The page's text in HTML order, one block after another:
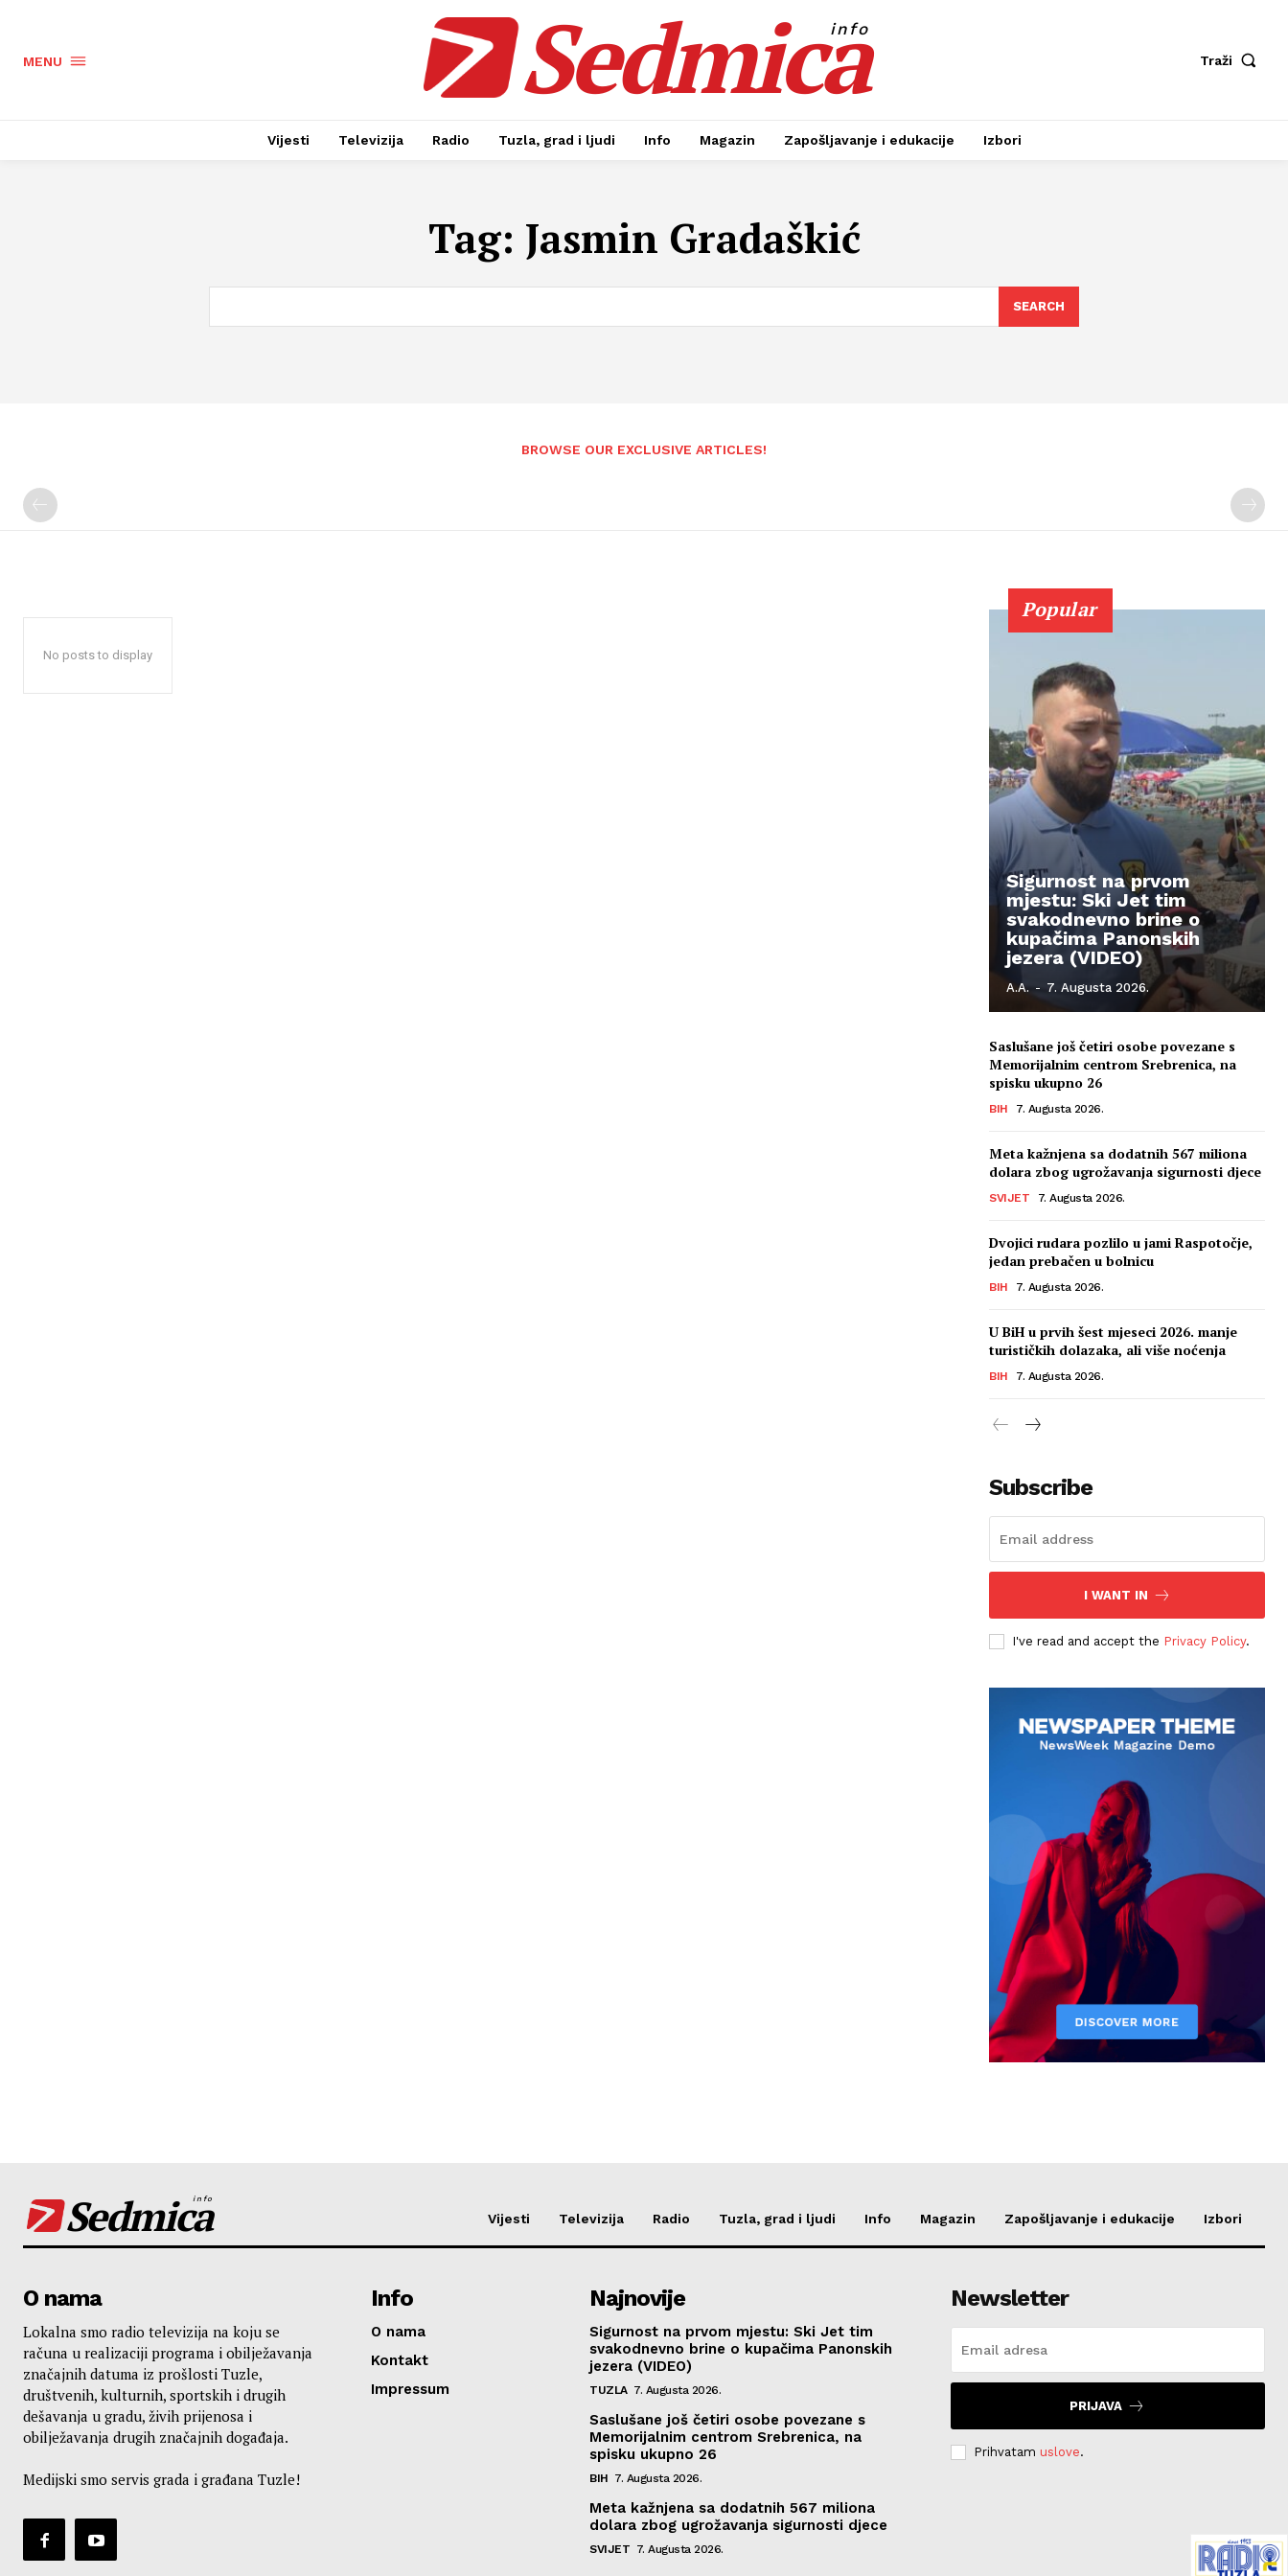
MENU Sedmica
info
Traži
Vijesti Televizija Radio Tuzla, grad i ljudi Info Magazin Zapošljavanje i edukacije Izbori
Tag: Jasmin Gradaškić
SEARCH
BROWSE OUR EXCLUSIVE ARTICLES!
No posts to display
Popular
Sigurnost na prvom
mjestu: Ski Jet tim
svakodnevno brine o
kupačima Panonskih
jezera (VIDEO)
A.A. - 7. Augusta 2026.
Saslušane još četiri osobe povezane s
Memorijalnim centrom Srebrenica, na
spisku ukupno 26
BIH 7. Augusta 2026.
Meta kažnjena sa dodatnih 567 miliona
dolara zbog ugrožavanja sigurnosti djece
SVIJET 7. Augusta 2026.
Dvojici rudara pozlilo u jami Raspotočje,
jedan prebačen u bolnicu
BIH 7. Augusta 2026.
U BiH u prvih šest mjeseci 2026. manje
turističkih dolazaka, ali više noćenja
BIH 7. Augusta 2026.
Subscribe
I WANT IN
I've read and accept the Privacy Policy.
Sedmica
info
Vijesti Televizija Radio Tuzla, grad i ljudi Info Magazin Zapošljavanje i edukacije Izbori
O nama
Lokalna smo radio televizija na koju se
računa u realizaciji programa i obilježavanja
značajnih datuma iz prošlosti Tuzle,
društvenih, kulturnih, sportskih i drugih
dešavanja u gradu, živih prijenosa i
obilježavanja drugih značajnih događaja.
Medijski smo servis grada i građana Tuzle!
Info
O nama
Kontakt
Impressum
Najnovije
Sigurnost na prvom mjestu: Ski Jet tim
svakodnevno brine o kupačima Panonskih
jezera (VIDEO)
TUZLA 7. Augusta 2026.
Saslušane još četiri osobe povezane s
Memorijalnim centrom Srebrenica, na
spisku ukupno 26
BIH 7. Augusta 2026.
Meta kažnjena sa dodatnih 567 miliona
dolara zbog ugrožavanja sigurnosti djece
SVIJET 7. Augusta 2026.
Newsletter
PRIJAVA
Prihvatam uslove.